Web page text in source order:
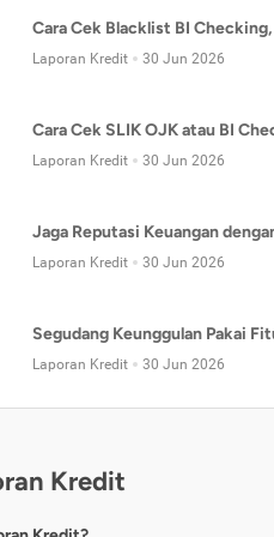
Cara Cek Blacklist BI
Laporan Kredit 30 Jun 2026
Cara Cek SLIK OJK atau BI
Laporan Kredit 30 Jun 2026
Jaga Reputasi Keuangan
Laporan Kredit 30 Jun 2026
Segudang Keunggulan Pakai
Laporan Kredit 30 Jun 2026
Kredit